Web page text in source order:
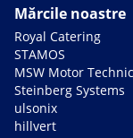
Mărcile noastre
Royal Catering
STAMOS
MSW Motor
Steinberg Systems
ulsonix
hillvert